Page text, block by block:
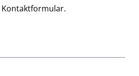
Kontaktformular.